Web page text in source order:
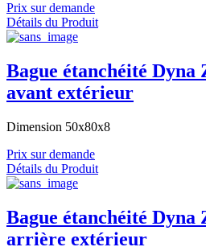
Prix sur demande
Détails du Produit
Bague étanchéité Dyna
avant extérieur
Dimension 50x80x8
Prix sur demande
Détails du Produit
Bague étanchéité Dyna
arrière extérieur